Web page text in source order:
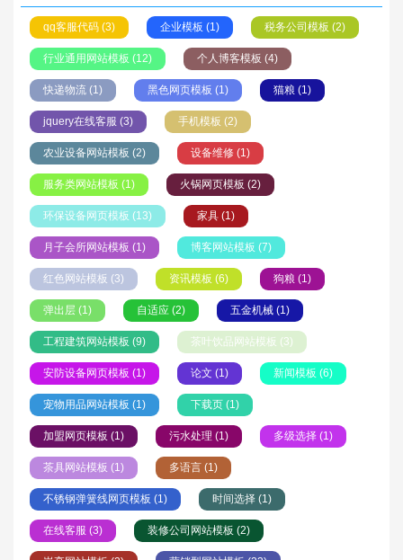
qq客服代码 (3) 企业模板 (1) 税务公司模板 (2)
行业通用网站模板 (12) 个人博客模板 (4)
快递物流 (1) 黑色网页模板 (1) 猫粮 (1)
jquery在线客服 (3) 手机模板 (2)
农业设备网站模板 (2) 设备维修 (1)
服务类网站模板 (1) 火锅网页模板 (2)
环保设备网页模板 (13) 家具 (1)
月子会所网站模板 (1) 博客网站模板 (7)
红色网站模板 (3) 资讯模板 (6) 狗粮 (1)
弹出层 (1) 自适应 (2) 五金机械 (1)
工程建筑网站模板 (9) 茶叶饮品网站模板 (3)
安防设备网页模板 (1) 论文 (1) 新闻模板 (6)
宠物用品网站模板 (1) 下载页 (1)
加盟网页模板 (1) 污水处理 (1) 多级选择 (1)
茶具网站模板 (1) 多语言 (1)
不锈钢弹簧线网页模板 (1) 时间选择 (1)
在线客服 (3) 装修公司网站模板 (2)